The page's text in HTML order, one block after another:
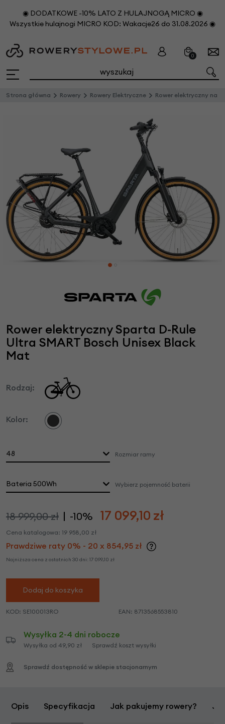
◉ DODATKOWE -10% LATO Z HULAJNOGĄ MICRO ◉
Wszystkie hulajnogi MICRO KOD: Wakacje26 do 31.08.2026 ◉
0
Strona główna Rowery Rowery Elektryczne Rower elektryczny na pasku Sparta d-Rule Ultra BES3
Rower elektryczny Sparta D-Rule
Ultra SMART Bosch Unisex Black
Mat
Rodzaj:
Kolor:
48 Rozmiar ramy
Bateria 500Wh Wybierz pojemność baterii
18 999,00 zł -10% 17 099,10 zł
Cena katalogowa: 19 958,00 zł
Prawdziwe raty 0% - 20 x 854,95 zł
Najniższa cena z ostatnich 30 dni: 17 099,10 zł
Dodaj do koszyka
KOD: SE100013RO EAN: 8713568553810
Wysyłka 2-4 dni robocze
Wysyłka od 49,90 zł Sprawdź koszt wysyłki
Sprawdź dostępność w sklepie stacjonarnym
Opis Specyfikacja Jak pakujemy rowery?